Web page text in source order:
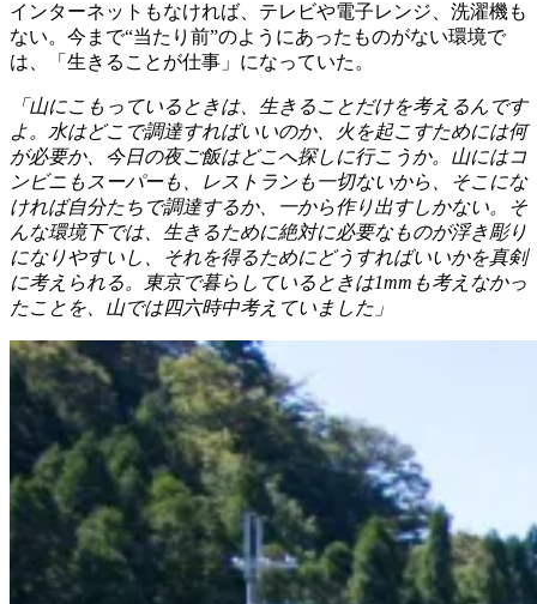
インターネットもなければ、テレビや電子レンジ、洗濯機も
ない。今まで“当たり前”のようにあったものがない環境で
は、「生きることが仕事」になっていた。
「山にこもっているときは、生きることだけを考えるんです
よ。水はどこで調達すればいいのか、火を起こすためには何
が必要か、今日の夜ご飯はどこへ探しに行こうか。山にはコ
ンビニもスーパーも、レストランも一切ないから、そこにな
ければ自分たちで調達するか、一から作り出すしかない。そ
んな環境下では、生きるために絶対に必要なものが浮き彫り
になりやすいし、それを得るためにどうすればいいかを真剣
に考えられる。東京で暮らしているときは1mmも考えなかっ
たことを、山では四六時中考えていました」